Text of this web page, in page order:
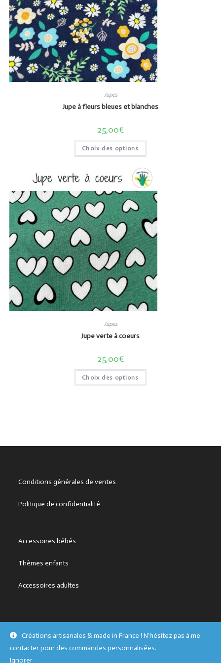
Jupes
Jupe à fleurs bleues et blanches
25,00€
Choix des options
Jupes
Jupe verte à coeurs
25,00€
Choix des options
Conditions générales de ventes
Politique de confidentialité
Accessoires bébés
Thèmes enfants
Accessoires adultes
Créations artisanales & made in France ! N'hésitez pas à me
contacter pour des commandes personnalisées.
Ignorer